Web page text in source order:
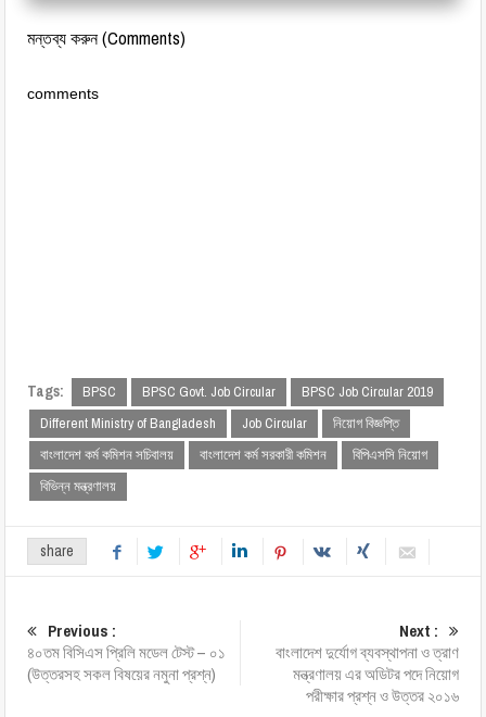
মন্তব্য করুন (Comments)
comments
Tags: BPSC BPSC Govt. Job Circular
BPSC Job Circular 2019
Different Ministry of Bangladesh
Job Circular
নিয়োগ বিজ্ঞপ্তি
বাংলাদেশ কর্ম কমিশন সচিবালয়
বাংলাদেশ কর্ম সরকারী কমিশন
বিপিএসসি নিয়োগ
বিভিন্ন মন্ত্রণালয়
share
Previous :
৪০তম বিসিএস প্রিলি মডেল টেস্ট – ০১
(উত্তরসহ সকল বিষয়ের নমুনা প্রশ্ন)
Next :
বাংলাদেশ দুর্যোগ ব্যবস্থাপনা ও ত্রাণ
মন্ত্রণালয় এর অডিটর পদে নিয়োগ
পরীক্ষার প্রশ্ন ও উত্তর ২০১৬